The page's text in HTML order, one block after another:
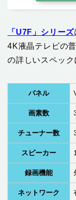
「U7F」シリーズ
4K液晶テレビの
の詳しいスペック
パネル
画素数
チューナー数
スピーカー
録画機能
ネットワーク